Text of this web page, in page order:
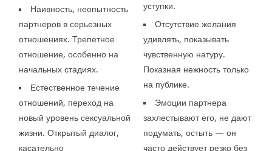
Наивность, неопытность
партнеров в серьезных
отношениях. Трепетное
отношение, особенно на
начальных стадиях.
Естественное течение
отношений, переход на
новый уровень сексуальной
жизни. Открытый диалог,
касательно
уступки.
Отсутствие желания
удивлять, показывать
чувственную натуру.
Показная нежность только
на публике.
Эмоции партнера
захлестывают его, не дают
подумать, остыть — он
часто действует резко без